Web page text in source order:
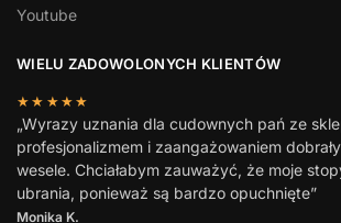
Youtube
WIELU ZADOWOLONYCH KLIENTÓW
★★★★★
„Wyrazy uznania dla cudownych pań ze
profesjonalizmem i zaangażowaniem
wesele. Chciałabym zauważyć, że moje
ubrania, ponieważ są bardzo opuchnięte”
Monika K.